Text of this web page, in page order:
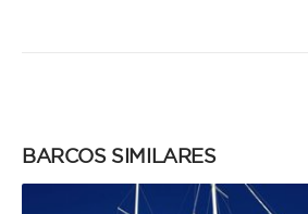
BARCOS SIMILARES